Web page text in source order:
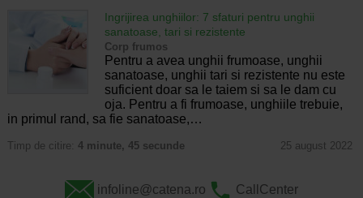
Ingrijirea unghiilor: 7 sfaturi pentru unghii
sanatoase, tari si rezistente
Corp frumos
Pentru a avea unghii frumoase, unghii
sanatoase, unghii tari si rezistente nu este
suficient doar sa le taiem si sa le dam cu
oja. Pentru a fi frumoase, unghiile trebuie,
in primul rand, sa fie sanatoase,…
Timp de citire: 4 minute, 45 secunde 25 august 2022
infoline@catena.ro CallCenter